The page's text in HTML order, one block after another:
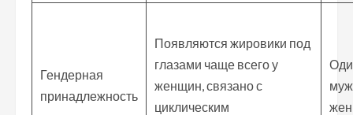
Гендерная
принадлежность
Появляются жировики под
глазами чаще всего у
женщин, связано с
циклическим